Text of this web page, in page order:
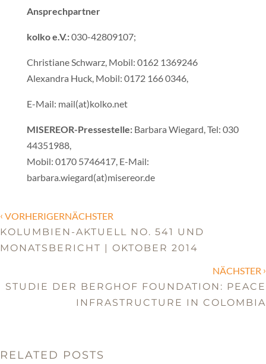
Ansprechpartner
kolko e.V.:030-42809107;
Christiane Schwarz, Mobil: 0162 1369246
Alexandra Huck, Mobil: 0172 166 0346,
E-Mail: mail(at)kolko.net
MISEREOR-Pressestelle:Barbara Wiegard, Tel: 030
44351988,
Mobil: 0170 5746417, E-Mail:
barbara.wiegard(at)misereor.de
‹ VORHERIGERNÄCHSTER
KOLUMBIEN-AKTUELL NO. 541 UND
MONATSBERICHT | OKTOBER 2014
NÄCHSTER ›
STUDIE DER BERGHOF FOUNDATION: PEACE
INFRASTRUCTURE IN COLOMBIA
RELATED POSTS